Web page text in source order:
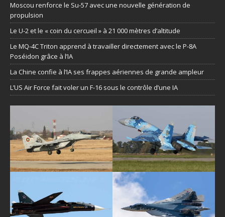
Moscou renforce le Su-57 avec une nouvelle génération de
propulsion
Le U-2 et le « coin du cercueil » à 21 000 mètres d’altitude
Le MQ-4C Triton apprend à travailler directement avec le P-8A
Poséidon grâce à l’IA
La Chine confie à l’IA ses frappes aériennes de grande ampleur
L’US Air Force fait voler un F-16 sous le contrôle d’une IA